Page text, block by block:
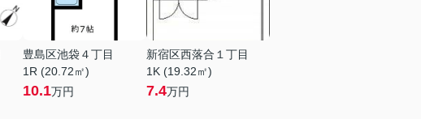
豊島区池袋４丁目
1R (20.72㎡)
10.1万円
新宿区西落合１丁目
1K (19.32㎡)
7.4万円